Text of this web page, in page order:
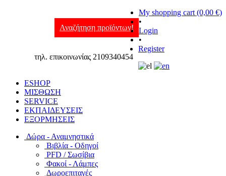
Αναζήτηση προϊόντων!
τηλ. επικοινωνίας 2109340454
My shopping cart (0,00 €)
•
Login
•
Register
ESHOP
ΜΙΣΘΩΣΗ
SERVICE
ΕΚΠΑΙΔΕΥΣΕΙΣ
ΕΞΟΡΜΗΣΕΙΣ
Δώρα - Αναμνηστικά
Βιβλία - Οδηγοί
PFD / Σωσίβια
Φακοί - Λάμπες
Δωροεπιταγές